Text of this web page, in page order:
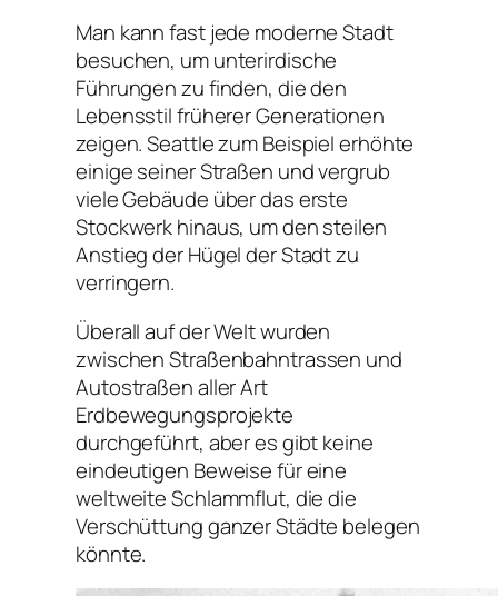
Man kann fast jede moderne Stadt
besuchen, um unterirdische
Führungen zu finden, die den
Lebensstil früherer Generationen
zeigen. Seattle zum Beispiel erhöhte
einige seiner Straßen und vergrub
viele Gebäude über das erste
Stockwerk hinaus, um den steilen
Anstieg der Hügel der Stadt zu
verringern.
Überall auf der Welt wurden
zwischen Straßenbahntrassen und
Autostraßen aller Art
Erdbewegungsprojekte
durchgeführt, aber es gibt keine
eindeutigen Beweise für eine
weltweite Schlammflut, die die
Verschüttung ganzer Städte belegen
könnte.